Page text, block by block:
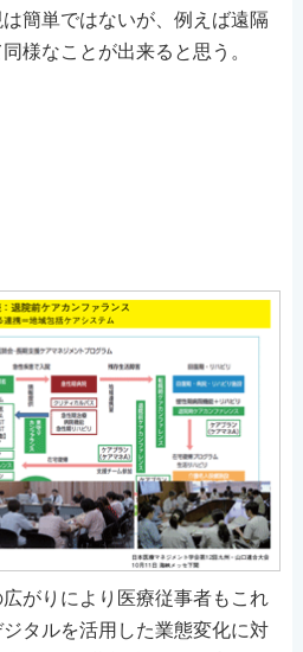
簡単ではないが、例えば遠隔
様なことが出来ると思う。
がりにより医療従事者もこれ
タルを活用した業態変化に対